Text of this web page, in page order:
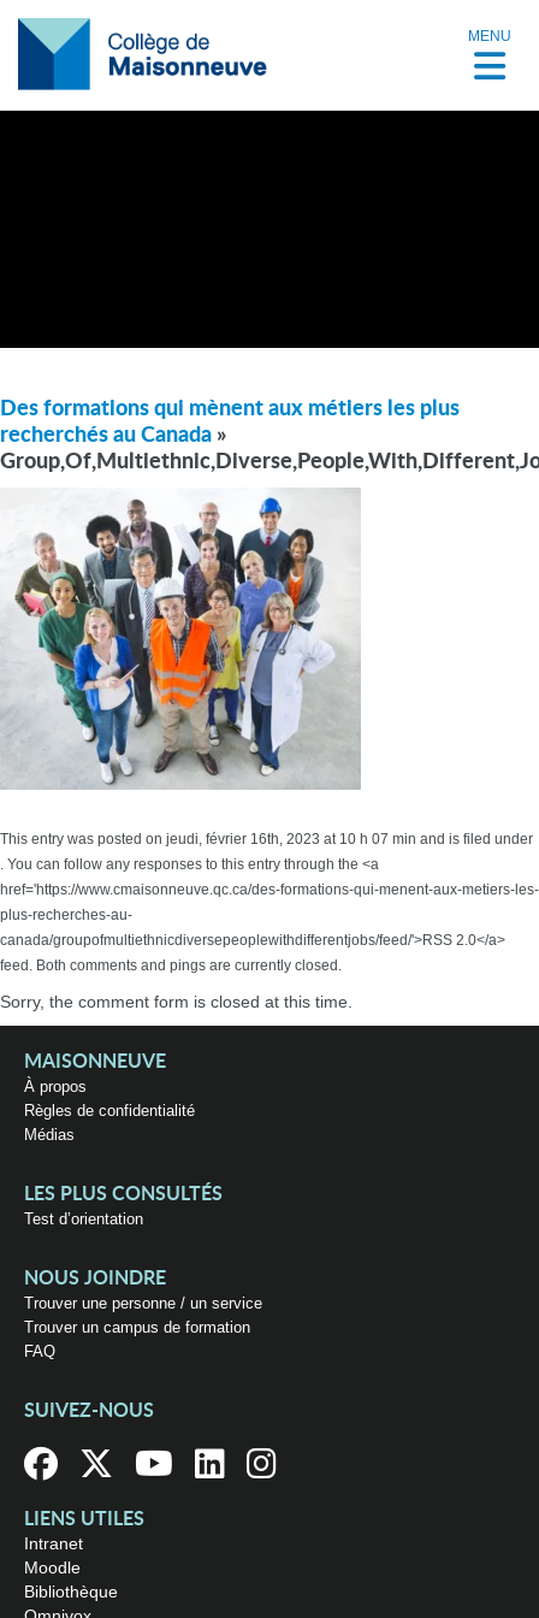
MENU
Des formations qui mènent aux métiers les plus
recherchés au Canada »
This entry was posted on jeudi, février 16th, 2023 at 10 h 07 min and is filed under
. You can follow any responses to this entry through the <a
href='https://www.cmaisonneuve.qc.ca/des-formations-qui-menent-aux-metiers-les-
plus-recherches-au-
canada/groupofmultiethnicdiversepeoplewithdifferentjobs/feed/'>RSS 2.0</a>
feed. Both comments and pings are currently closed.
Sorry, the comment form is closed at this time.
MAISONNEUVE
À propos
Règles de confidentialité
Médias
LES PLUS CONSULTÉS
Test d’orientation
NOUS JOINDRE
Trouver une personne / un service
Trouver un campus de formation
FAQ
SUIVEZ-NOUS
LIENS UTILES
Intranet
Moodle
Bibliothèque